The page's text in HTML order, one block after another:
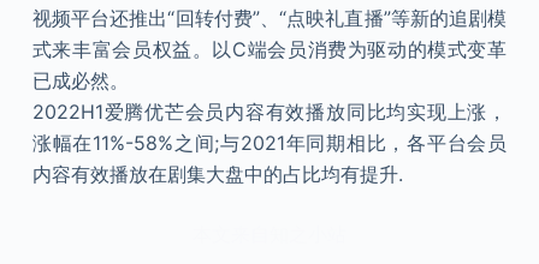
视频平台还推出“回转付费”、“点映礼直播”等新的追剧模
式来丰富会员权益。以C端会员消费为驱动的模式变革
已成必然。
2022H1爱腾优芒会员内容有效播放同比均实现上涨，
涨幅在11%-58%之间;与2021年同期相比，各平台会员
内容有效播放在剧集大盘中的占比均有提升.